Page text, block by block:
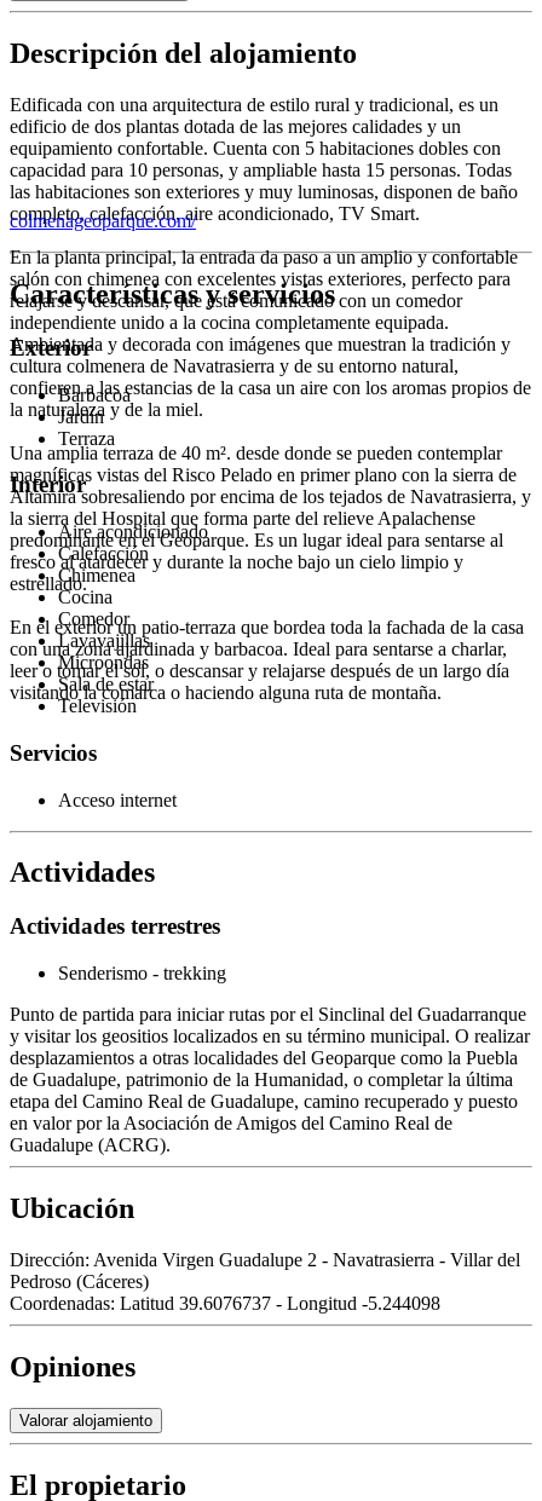
Descripción del alojamiento
Edificada con una arquitectura de estilo rural y tradicional, es un
edificio de dos plantas dotada de las mejores calidades y un
equipamiento confortable. Cuenta con 5 habitaciones dobles con
capacidad para 10 personas, y ampliable hasta 15 personas. Todas
las habitaciones son exteriores y muy luminosas, disponen de baño
completo, calefacción, aire acondicionado, TV Smart.
En la planta principal, la entrada da paso a un amplio y confortable
salón con chimenea con excelentes vistas exteriores, perfecto para
relajarse y descansar, que está comunicado con un comedor
independiente unido a la cocina completamente equipada.
Ambientada y decorada con imágenes que muestran la tradición y
cultura colmenera de Navatrasierra y de su entorno natural,
confieren a las estancias de la casa un aire con los aromas propios de
la naturaleza y de la miel.
Una amplia terraza de 40 m². desde donde se pueden contemplar
magníficas vistas del Risco Pelado en primer plano con la sierra de
Altamira sobresaliendo por encima de los tejados de Navatrasierra, y
la sierra del Hospital que forma parte del relieve Apalachense
predominante en el Geoparque. Es un lugar ideal para sentarse al
fresco al atardecer y durante la noche bajo un cielo limpio y
estrellado.
En el exterior un patio-terraza que bordea toda la fachada de la casa
con una zona ajardinada y barbacoa. Ideal para sentarse a charlar,
leer o tomar el sol, o descansar y relajarse después de un largo día
visitando la comarca o haciendo alguna ruta de montaña.
colmenageoparque.com/
Características y servicios
Exterior
Barbacoa
Jardín
Terraza
Interior
Aire acondicionado
Calefacción
Chimenea
Cocina
Comedor
Lavavajillas
Microondas
Sala de estar
Televisión
Servicios
Acceso internet
Actividades
Actividades terrestres
Senderismo - trekking
Punto de partida para iniciar rutas por el Sinclinal del Guadarranque
y visitar los geositios localizados en su término municipal. O realizar
desplazamientos a otras localidades del Geoparque como la Puebla
de Guadalupe, patrimonio de la Humanidad, o completar la última
etapa del Camino Real de Guadalupe, camino recuperado y puesto
en valor por la Asociación de Amigos del Camino Real de
Guadalupe (ACRG).
Ubicación
Dirección: Avenida Virgen Guadalupe 2 - Navatrasierra - Villar del
Pedroso (Cáceres)
Coordenadas: Latitud 39.6076737 - Longitud -5.244098
Opiniones
Valorar alojamiento
El propietario